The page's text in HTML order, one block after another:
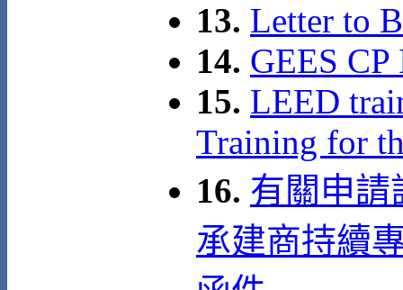
13. Letter to
14. GEES
15. LEED
Training for
16. 有關申請
承建商持續